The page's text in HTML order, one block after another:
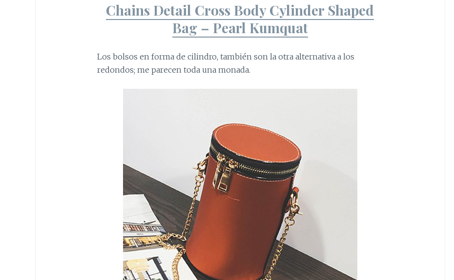
Chains Detail Cross Body Cylinder Shaped
Bag – Pearl Kumquat
Los bolsos en forma de cilindro, también son la otra alternativa a los
redondos; me parecen toda una monada.